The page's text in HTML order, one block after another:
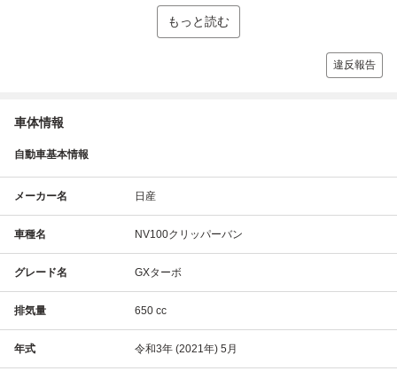
もっと読む
違反報告
車体情報
自動車基本情報
メーカー名 日産
車種名 NV100クリッパーバン
グレード名 GXターボ
排気量 650 cc
年式 令和3年 (2021年) 5月